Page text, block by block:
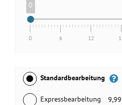
0
0 6 12
Standardbearbeitung
Expressbearbeitung